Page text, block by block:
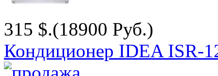
315 $.(18900 Руб.)
Кондиционер IDEA ISR-